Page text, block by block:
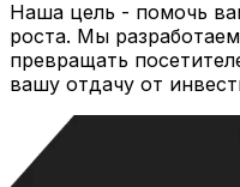
Наша цель - помочь
роста. Мы
превращать
вашу отдачу от